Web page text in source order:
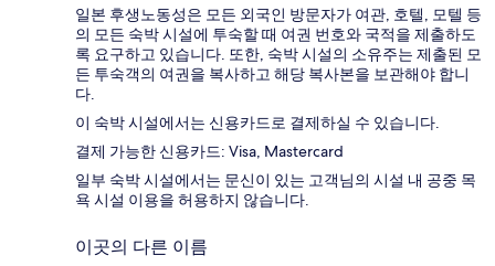
일본 후생노동성은 모든 외국인 방문자가 여관, 호텔, 모텔 등
의 모든 숙박 시설에 투숙할 때 여권 번호와 국적을 제출하도
록 요구하고 있습니다. 또한, 숙박 시설의 소유주는 제출된 모
든 투숙객의 여권을 복사하고 해당 복사본을 보관해야 합니
다.
이 숙박 시설에서는 신용카드로 결제하실 수 있습니다.
결제 가능한 신용카드: Visa, Mastercard
일부 숙박 시설에서는 문신이 있는 고객님의 시설 내 공중 목
욕 시설 이용을 허용하지 않습니다.
이곳의 다른 이름